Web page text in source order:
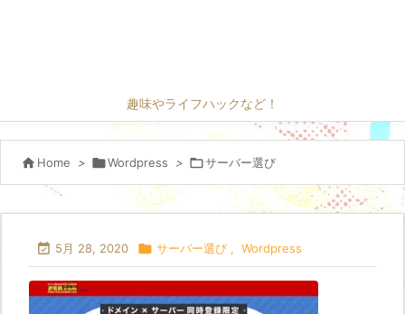
趣味やライフハックなど！
 Home > Wordpress > サーバー選び
 5月 28, 2020  サーバー選び , Wordpress